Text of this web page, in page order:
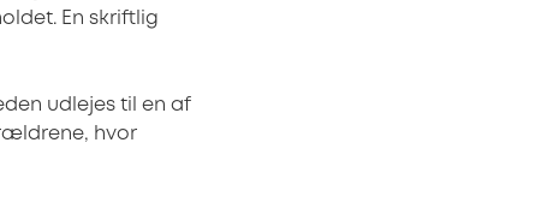
En skriftlig
udlejes til en af
hvor